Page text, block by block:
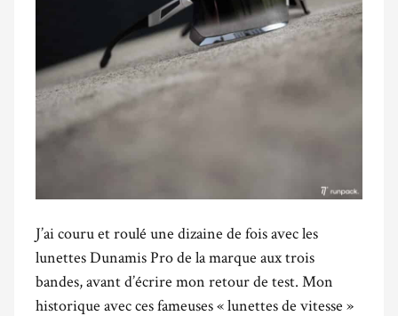
J’ai couru et roulé une dizaine de fois avec les
lunettes Dunamis Pro de la marque aux trois
bandes, avant d’écrire mon retour de test. Mon
historique avec ces fameuses « lunettes de vitesse »